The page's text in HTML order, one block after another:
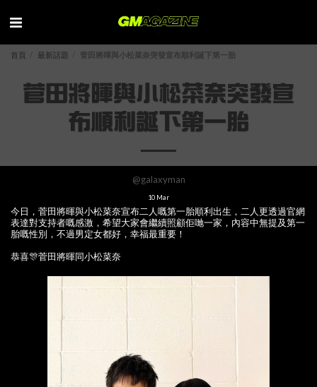
首頁 最新話題 菅田將暉與小松菜奈突發宣布順利誕下第一胎
菅田將暉與小松菜奈突發宣
布順利誕下第一胎
@galaxyman
10 Mar
今日，菅田將暉與小松菜奈宣布二人嘅第一胎順利出生，二人更透過官網
表達對支持者嘅感激，希望大家會繼續照顧佢哋一家，內容中無提及第一
胎嘅性別，不過男定女都好，幸福最重要！
恭喜🎊菅田將暉同小松菜奈